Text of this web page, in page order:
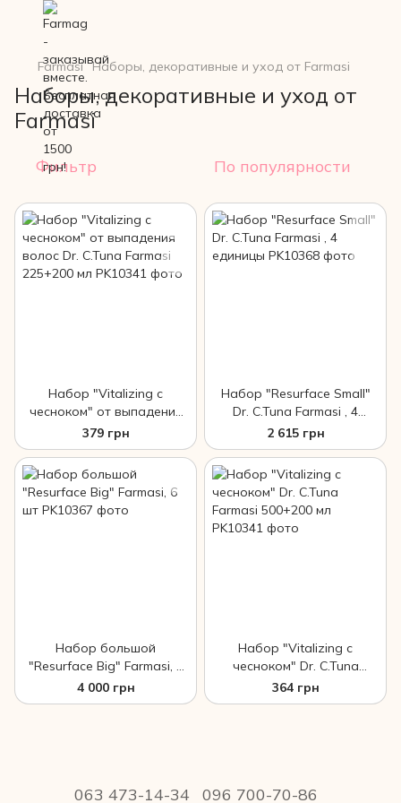
Farmasi Наборы, декоративные и уход от Farmasi
Наборы, декоративные и уход от
Farmasi
Фильтр По популярности
Набор "Vitalizing с
чесноком" от выпадения
волос Dr. C.Tuna Farmasi
225+200 мл
379 грн
Набор "Resurface Small"
Dr. C.Tuna Farmasi , 4
единицы
2 615 грн
Набор большой
"Resurface Big" Farmasi, 6
шт
4 000 грн
Набор "Vitalizing с
чесноком" Dr. C.Tuna
Farmasi 500+200 мл
364 грн
063 473-14-34 096 700-70-86